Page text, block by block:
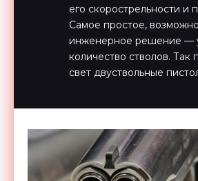
его скорострельности и
Самое простое,
инженерное решение —
количество стволов. Так
свет двуствольные